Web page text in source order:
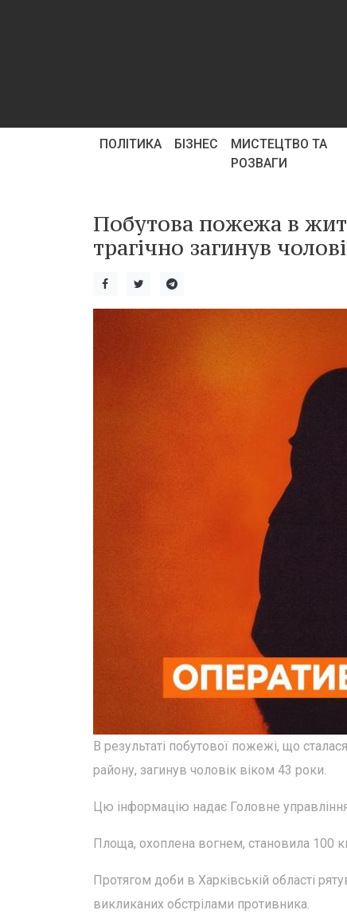
ПОЛІТИКА БІЗНЕС
МИСТЕЦТВО ТА
РОЗВАГИ
Побутова пожежа в
трагічно загинув
В результаті побутової пожежі, що
району, загинув чоловік віком 43 роки.
Цю інформацію надає Головне
Площа, охоплена вогнем, становила 100
Протягом доби в Харківській області
викликаних обстрілами противника.